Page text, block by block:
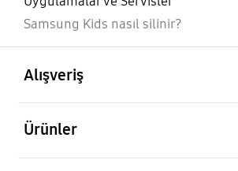
Samsung Kids nasıl silinir?
Alışveriş
Ürünler